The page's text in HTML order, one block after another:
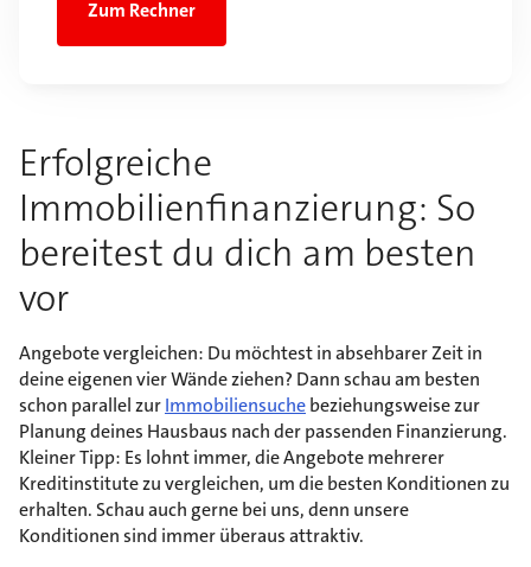
Zum Rechner
Erfolgreiche
Immobilienfinanzierung: So
bereitest du dich am besten
vor
Angebote vergleichen: Du möchtest in absehbarer Zeit in
deine eigenen vier Wände ziehen? Dann schau am besten
schon parallel zurImmobiliensuchebeziehungsweise zur
Planung deines Hausbaus nach der passenden Finanzierung.
Kleiner Tipp: Es lohnt immer, die Angebote mehrerer
Kreditinstitute zu vergleichen, um die besten Konditionen zu
erhalten. Schau auch gerne bei uns, denn unsere
Konditionen sind immer überaus attraktiv.